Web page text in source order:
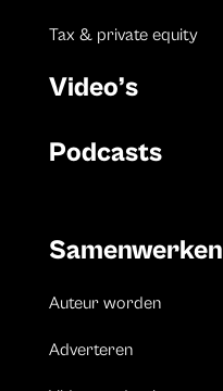
Tax & private equity
Video’s
Podcasts
Samenwerken
Auteur worden
Adverteren